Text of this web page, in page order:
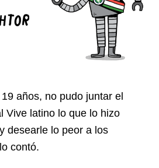
años, no pudo juntar el
Vive latino lo que lo hizo
desearle lo peor a los
contó.